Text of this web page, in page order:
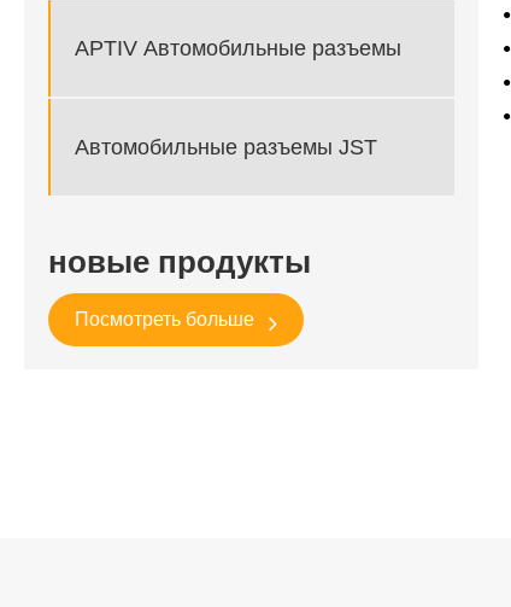
APTIV Автомобильные разъемы
Автомобильные разъемы JST
новые продукты
Посмотреть больше